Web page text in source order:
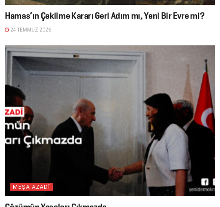
Hamas’ın Çekilme Kararı Geri Adım mı, Yeni Bir Evre mi?
24 TEMMUZ 2026
MEŞA AZADÎ